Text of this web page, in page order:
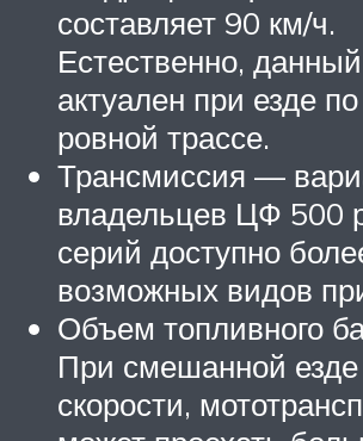
составляет 90 км/ч.
Естественно,
актуален при езде
ровной трассе.
Трансмиссия —
владельцев ЦФ 500
серий доступно
возможных видов
Объем топливного
При смешанной езде
скорости,